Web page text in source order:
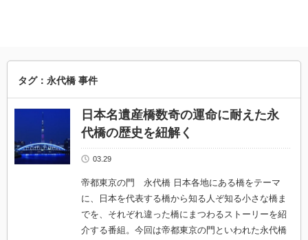
タグ：永代橋 事件
日本名遺産橋数奇の運命に耐えた永
代橋の歴史を紐解く
03.29
帝都東京の門 永代橋 日本各地にある橋をテーマ
に、日本を代表する橋から知る人ぞ知る小さな橋ま
でを、それぞれ違った橋にまつわるストーリーを紹
介する番組。今回は帝都東京の門といわれた永代橋